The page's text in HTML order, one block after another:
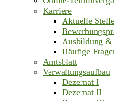
Karriere
Aktuelle
Ausbildung &
Häufige
Amtsblatt
Verwaltungsaufbau
Dezernat I
Dezernat II